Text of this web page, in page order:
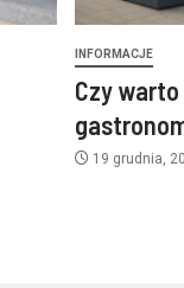
INFORMACJE
Czy
19 grudnia,